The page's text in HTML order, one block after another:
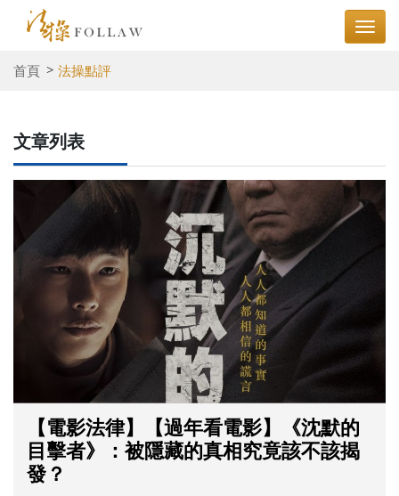
首頁 法操點評
文章列表
【電影法律】【過年看電影】《沈默的
目擊者》：被隱藏的真相究竟該不該揭
發？